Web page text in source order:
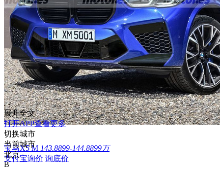
宝马X5 M 143.8899-144.8899万
支付宝询价 询底价
展开全文
打开APP查看更多
切换城市
当前城市
北京
B